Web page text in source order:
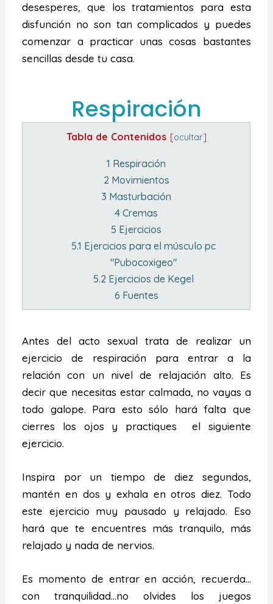
desesperes, que los tratamientos para esta
disfunción no son tan complicados y puedes
comenzar a practicar unas cosas bastantes
sencillas desde tu casa.
Respiración
Tabla de Contenidos [ocultar]
1 Respiración
2 Movimientos
3 Masturbación
4 Cremas
5 Ejercicios
5.1 Ejercicios para el músculo pc
"Pubocoxigeo"
5.2 Ejercicios de Kegel
6 Fuentes
Antes del acto sexual trata de realizar un
ejercicio de respiración para entrar a la
relación con un nivel de relajación alto. Es
decir que necesitas estar calmada, no vayas a
todo galope. Para esto sólo hará falta que
cierres los ojos y practiques el siguiente
ejercicio.
Inspira por un tiempo de diez segundos,
mantén en dos y exhala en otros diez. Todo
este ejercicio muy pausado y relajado. Eso
hará que te encuentres más tranquilo, más
relajado y nada de nervios.
Es momento de entrar en acción, recuerda…
con tranquilidad…no olvides los juegos